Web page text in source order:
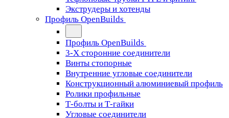
Экструдеры и хотенды
Профиль OpenBuilds
Профиль OpenBuilds
3-Х сторонние соединители
Винты стопорные
Внутренние угловые соединители
Конструкционный алюминиевый профиль
Ролики профильные
Т-болты и Т-гайки
Угловые соединители